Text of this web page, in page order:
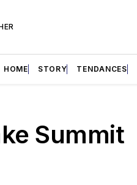
HOME STORY TENDANCES
Summit